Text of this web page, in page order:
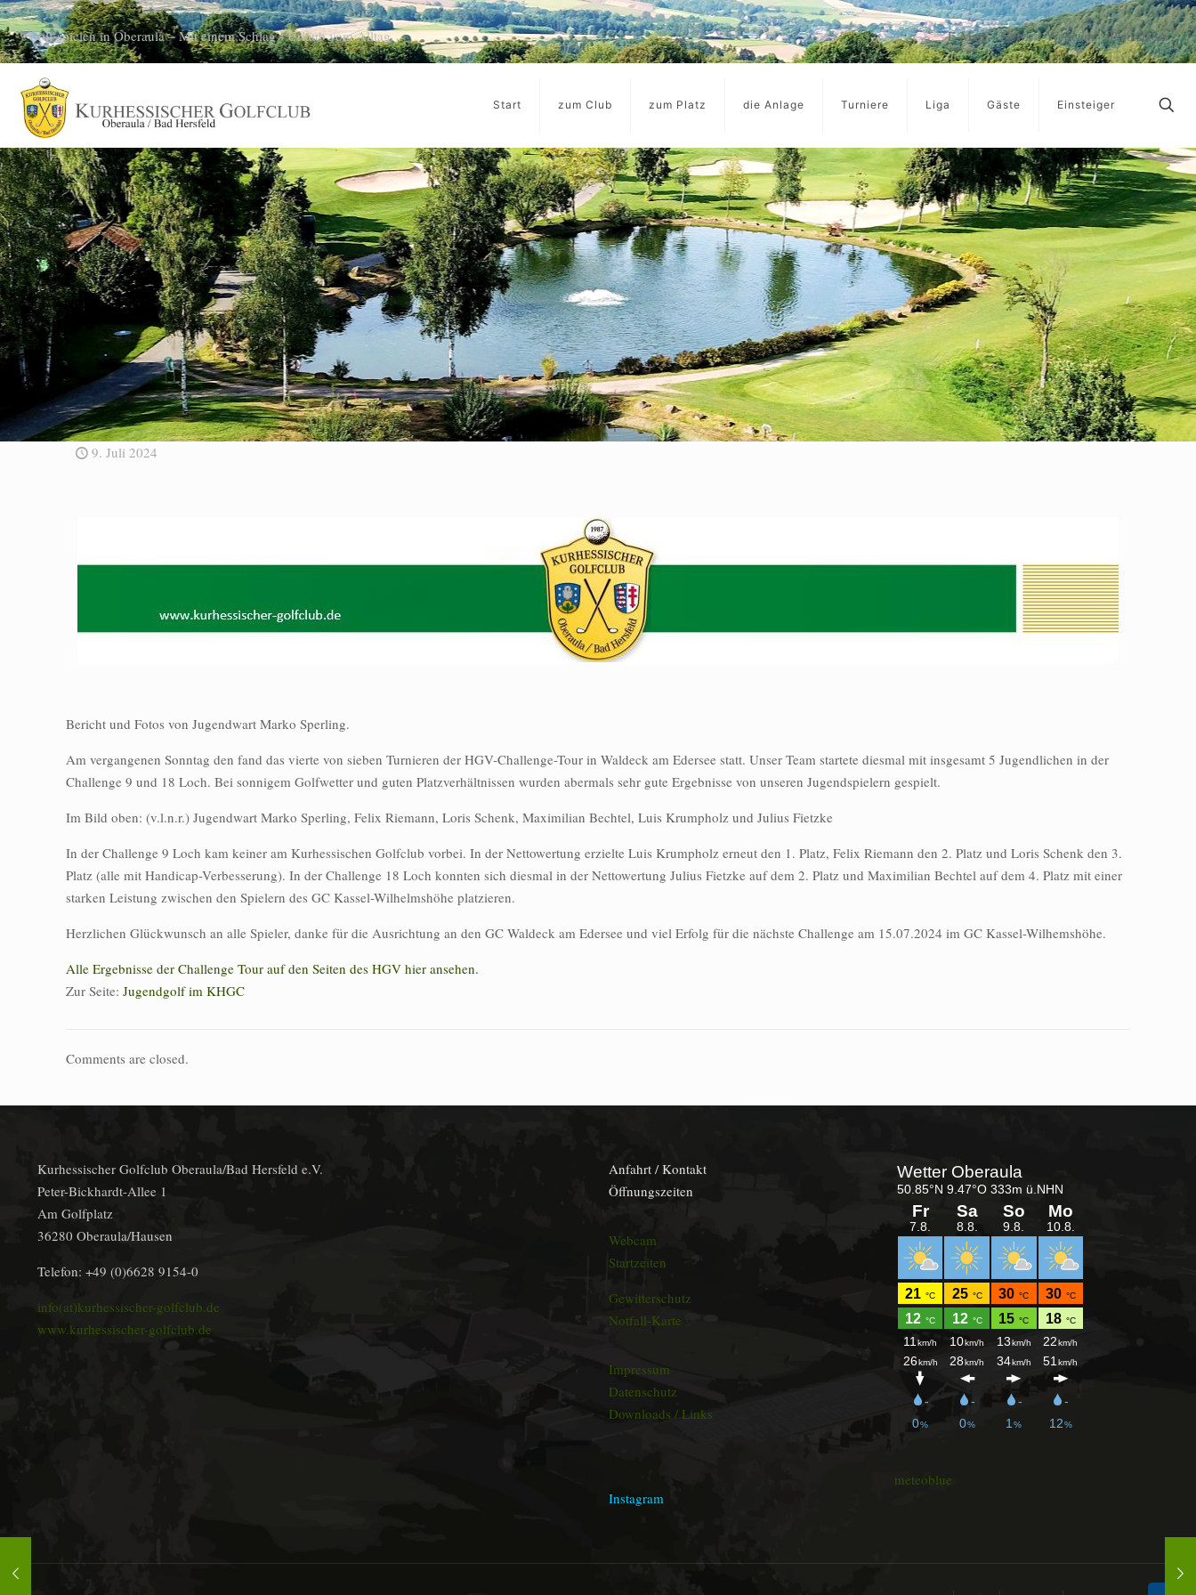
Golf spielen in Oberaula – Mit einem Schlag - Urlaub vom Alltag E-Mail News Webcam Platzstatus
Start zum Club zum Platz die Anlage Turniere Liga Gäste Einsteiger
9. Juli 2024
Bericht und Fotos von Jugendwart Marko Sperling.
Am vergangenen Sonntag den fand das vierte von sieben Turnieren der HGV-Challenge-Tour in Waldeck am Edersee statt. Unser Team startete diesmal mit insgesamt 5 Jugendlichen in der
Challenge 9 und 18 Loch. Bei sonnigem Golfwetter und guten Platzverhältnissen wurden abermals sehr gute Ergebnisse von unseren Jugendspielern gespielt.
Im Bild oben: (v.l.n.r.) Jugendwart Marko Sperling, Felix Riemann, Loris Schenk, Maximilian Bechtel, Luis Krumpholz und Julius Fietzke
In der Challenge 9 Loch kam keiner am Kurhessischen Golfclub vorbei. In der Nettowertung erzielte Luis Krumpholz erneut den 1. Platz, Felix Riemann den 2. Platz und Loris Schenk den 3.
Platz (alle mit Handicap-Verbesserung). In der Challenge 18 Loch konnten sich diesmal in der Nettowertung Julius Fietzke auf dem 2. Platz und Maximilian Bechtel auf dem 4. Platz mit einer
starken Leistung zwischen den Spielern des GC Kassel-Wilhelmshöhe platzieren.
Herzlichen Glückwunsch an alle Spieler, danke für die Ausrichtung an den GC Waldeck am Edersee und viel Erfolg für die nächste Challenge am 15.07.2024 im GC Kassel-Wilhemshöhe.
Alle Ergebnisse der Challenge Tour auf den Seiten des HGV hier ansehen.
Zur Seite:Jugendgolf im KHGC
Comments are closed.
Kurhessischer Golfclub Oberaula/Bad Hersfeld e.V.
Peter-Bickhardt-Allee 1
Am Golfplatz
36280 Oberaula/Hausen
Telefon: +49 (0)6628 9154-0
info(at)kurhessischer-golfclub.de
www.kurhessischer-golfclub.de
Anfahrt / Kontakt
Öffnungszeiten
Webcam
Startzeiten
Gewitterschutz
Notfall-Karte
Impressum
Datenschutz
Downloads / Links
Instagram
meteoblue